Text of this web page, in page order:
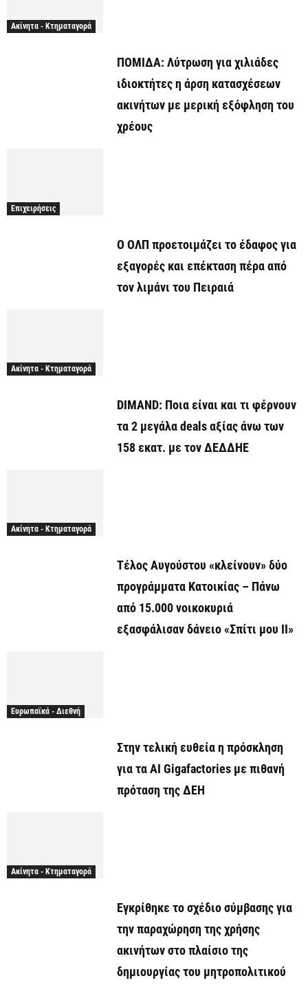
Ακίνητα - Κτηματαγορά
ΠΟΜΙΔΑ: Λύτρωση για χιλιάδες
ιδιοκτήτες η άρση κατασχέσεων
ακινήτων με μερική εξόφληση του
χρέους
Επιχειρήσεις
O ΟΛΠ προετοιμάζει το έδαφος για
εξαγορές και επέκταση πέρα από
τον λιμάνι του Πειραιά
Ακίνητα - Κτηματαγορά
DIMAND: Ποια είναι και τι φέρνουν
τα 2 μεγάλα deals αξίας άνω των
158 εκατ. με τον ΔΕΔΔΗΕ
Ακίνητα - Κτηματαγορά
Τέλος Αυγούστου «κλείνουν» δύο
προγράμματα Κατοικίας – Πάνω
από 15.000 νοικοκυριά
εξασφάλισαν δάνειο «Σπίτι μου ΙΙ»
Ευρωπαϊκά - Διεθνή
Στην τελική ευθεία η πρόσκληση
για τα AI Gigafactories με πιθανή
πρόταση της ΔΕΗ
Ακίνητα - Κτηματαγορά
Εγκρίθηκε το σχέδιο σύμβασης για
την παραχώρηση της χρήσης
ακινήτων στο πλαίσιο της
δημιουργίας του μητροπολιτικού